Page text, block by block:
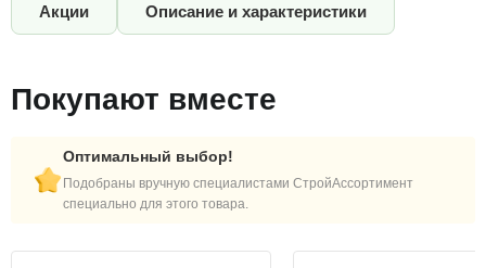
Акции Описание и характеристики
Покупают вместе
Оптимальный выбор!
Подобраны вручную специалистами СтройАссортимент
специально для этого товара.